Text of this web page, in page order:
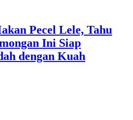
Pecel Lele, Tahu
Ini Siap
dengan Kuah